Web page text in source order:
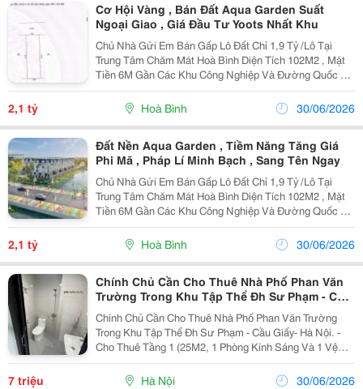
Cơ Hội Vàng , Bán Đất Aqua Garden Suất
Ngoại Giao , Giá Đầu Tư Yoots Nhất Khu
Chủ Nhà Gửi Em Bán Gấp Lô Đất Chỉ 1,9 Tỷ /Lô Tại
Trung Tâm Chăm Mát Hoà Bình Diện Tích 102M2 , Mặt
Tiền 6M Gần Các Khu Công Nghiệp Và Đường Quốc Lộ
216 , Gần Khu Du Lịch Và Các Trường Cđ Sư Phạm Sẵn
Sổ , Hỗ Trợ Vay Bank Rất Thích Hợp Để Đầu...
2,1 tỷ Hoà Bình 30/06/2026
Đất Nền Aqua Garden , Tiềm Năng Tăng Giá
Phi Mã , Pháp Lí Minh Bạch , Sang Tên Ngay
Chủ Nhà Gửi Em Bán Gấp Lô Đất Chỉ 1,9 Tỷ /Lô Tại
Trung Tâm Chăm Mát Hoà Bình Diện Tích 102M2 , Mặt
Tiền 6M Gần Các Khu Công Nghiệp Và Đường Quốc Lộ
216 , Gần Khu Du Lịch Và Các Trường Cđ Sư Phạm Sẵn
Sổ , Hỗ Trợ Vay Bank Rất Thích Hợp Để Đầu...
2,1 tỷ Hoà Bình 30/06/2026
Chính Chủ Cần Cho Thuê Nhà Phố Phan Văn
Trường Trong Khu Tập Thể Đh Sư Phạm - Cầu
Giấy
Chính Chủ Cần Cho Thuê Nhà Phố Phan Văn Trường
Trong Khu Tập Thể Đh Sư Phạm - Cầu Giấy- Hà Nội. -
Cho Thuê Tầng 1 (25M2, 1 Phòng Kính Sáng Và 1 Vệ
Sinh): 7 Triệu - Kinh Doanh Văn Phòng/Cửa Hàng Tiện
Ích/ Kinh Doanh Các Mặt Hàng Sạch Sẽ. - Cho...
7 triệu Hà Nội 30/06/2026